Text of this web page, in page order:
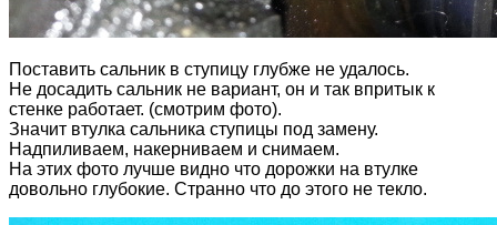
Поставить сальник в ступицу глубже не удалось.
Не досадить сальник не вариант, он и так впритык к
стенке работает. (смотрим фото).
Значит втулка сальника ступицы под замену.
Надпиливаем, накерниваем и снимаем.
На этих фото лучше видно что дорожки на втулке
довольно глубокие. Странно что до этого не текло.